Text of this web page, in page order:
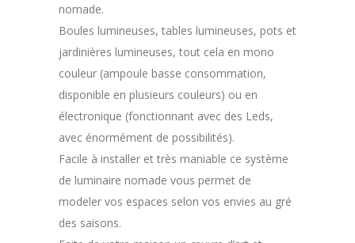
nomade.
Boules lumineuses, tables lumineuses, pots et
jardinières lumineuses, tout cela en mono
couleur (ampoule basse consommation,
disponible en plusieurs couleurs) ou en
électronique (fonctionnant avec des Leds,
avec énormément de possibilités).
Facile à installer et très maniable ce système
de luminaire nomade vous permet de
modeler vos espaces selon vos envies au gré
des saisons.